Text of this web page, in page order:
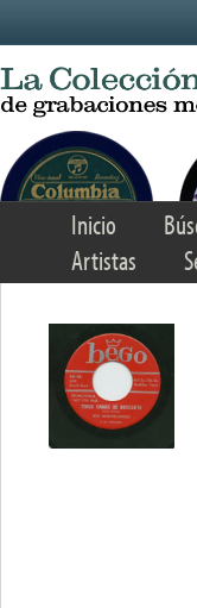
Inicio
Artistas